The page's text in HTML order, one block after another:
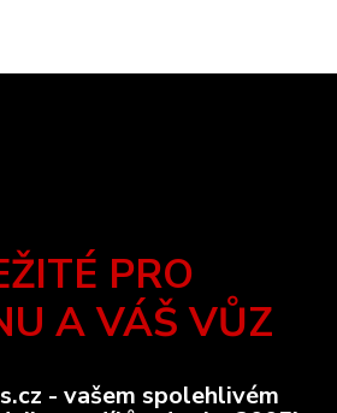
PRO
A VÁŠ VŮZ
- vašem spolehlivém